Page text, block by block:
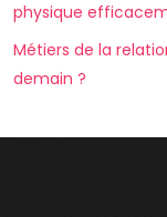
physique
Métiers de la
demain ?